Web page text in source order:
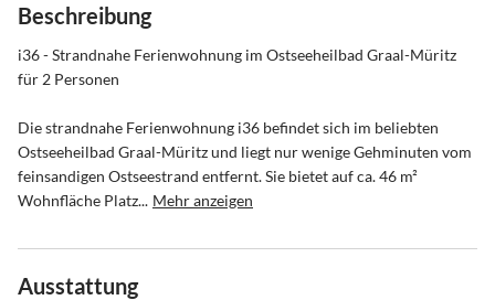
Beschreibung
i36 - Strandnahe Ferienwohnung im Ostseeheilbad Graal-Müritz
für 2 Personen
Die strandnahe Ferienwohnung i36 befindet sich im beliebten
Ostseeheilbad Graal-Müritz und liegt nur wenige Gehminuten vom
feinsandigen Ostseestrand entfernt. Sie bietet auf ca. 46 m²
Wohnfläche Platz... Mehr anzeigen
Ausstattung